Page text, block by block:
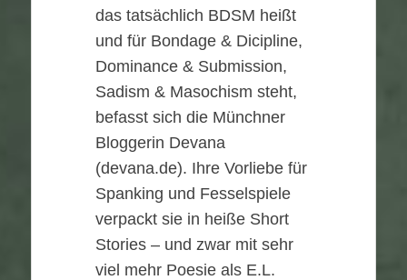
das tatsächlich BDSM heißt
und für Bondage & Dicipline,
Dominance & Submission,
Sadism & Masochism steht,
befasst sich die Münchner
Bloggerin Devana
(devana.de). Ihre Vorliebe für
Spanking und Fesselspiele
verpackt sie in heiße Short
Stories – und zwar mit sehr
viel mehr Poesie als E.L.